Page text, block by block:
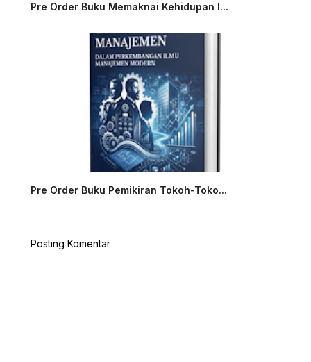
Pre Order Buku Memaknai Kehidupan l...
Pre Order Buku Pemikiran Tokoh-Toko...
Posting Komentar